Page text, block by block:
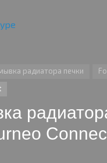
радиатора печки